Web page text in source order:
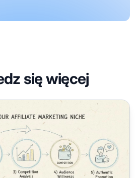
się więcej
niszę do marketingu afiliacyjnego